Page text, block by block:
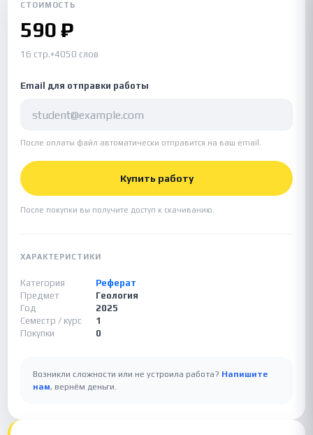
СТОИМОСТЬ
590 ₽
16 стр.•4050 слов
Email для отправки работы
После оплаты файл автоматически отправится на ваш email.
Купить работу
После покупки вы получите доступ к скачиванию.
ХАРАКТЕРИСТИКИ
Категория
Реферат
Предмет
Геология
Год
2025
Семестр / курс
1
Покупки
0
Возникли сложности или не устроила работа? Напишите
нам, вернём деньги.